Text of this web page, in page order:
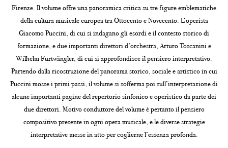
Firenze. Il volume offre una panoramica critica su tre figure emblematiche
della cultura musicale europea tra Ottocento e Novecento. L’operista
Giacomo Puccini, di cui si indagano gli esordi e il contesto storico di
formazione, e due importanti direttori d’orchestra, Arturo Toscanini e
Wilhelm Furtwängler, di cui si approfondisce il pensiero interpretativo.
Partendo dalla ricostruzione del panorama storico, sociale e artistico in cui
Puccini mosse i primi passi, il volume si sofferma poi sull’interpretazione di
alcune importanti pagine del repertorio sinfonico e operistico da parte dei
due direttori. Motivo conduttore del volume è pertanto il pensiero
compositivo presente in ogni opera musicale, e le diverse strategie
interpretative messe in atto per coglierne l’essenza profonda.